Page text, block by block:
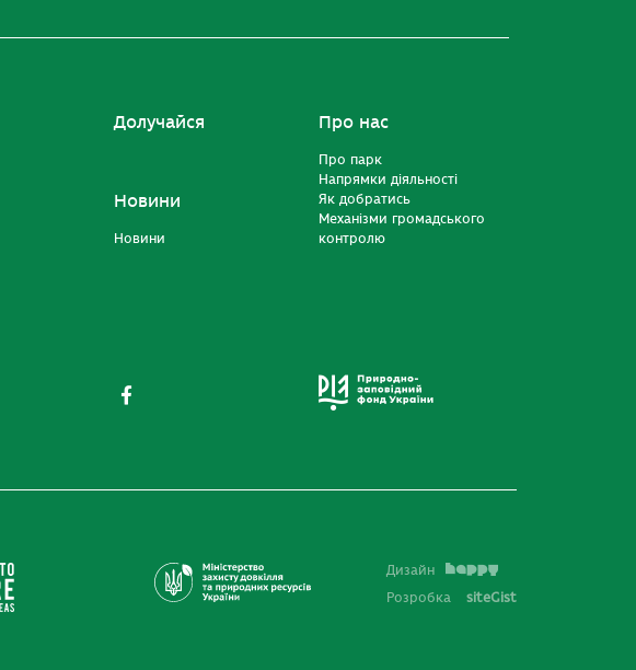
Долучайся
Новини
Новини
Про нас
Про парк
Напрямки діяльності
Як добратись
Механізми громадського
контролю
Дизайн
Розробка
siteGist